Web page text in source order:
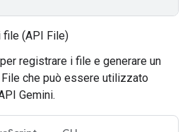
file (API File)
registrare i file e generare un
che può essere utilizzato
Gemini.